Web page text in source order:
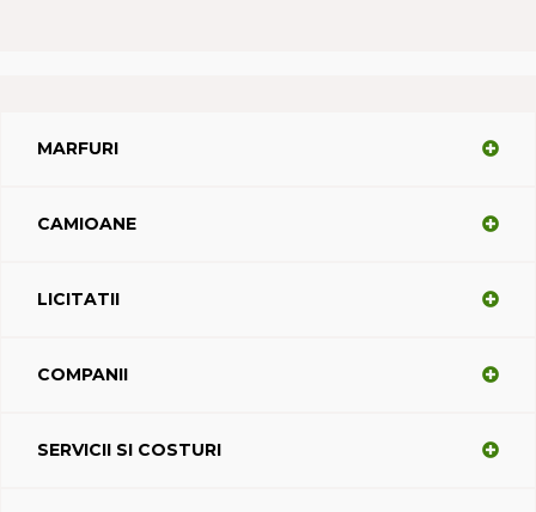
MARFURI
CAMIOANE
LICITATII
COMPANII
SERVICII SI COSTURI